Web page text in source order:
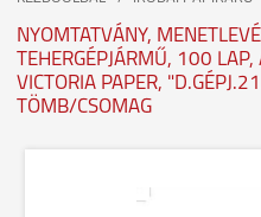
NYOMTATVÁNY,
TEHERGÉPJÁRMŰ, 100 LAP,
VICTORIA PAPER,
TÖMB/CSOMAG